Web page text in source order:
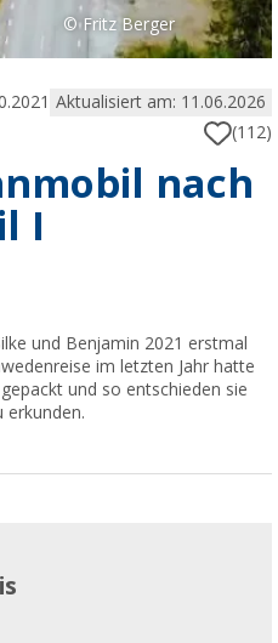
© Fritz Berger
Aktualisiert am: 11.06.2026
(112)
nach
I
und Benjamin 2021 erstmal
im letzten Jahr hatte
und so entschieden sie
erkunden.